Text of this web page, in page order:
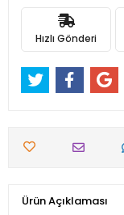
Hızlı Gönderi
Ürün Açıklaması